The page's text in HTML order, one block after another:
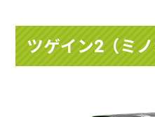
ツゲイン2（ミノ